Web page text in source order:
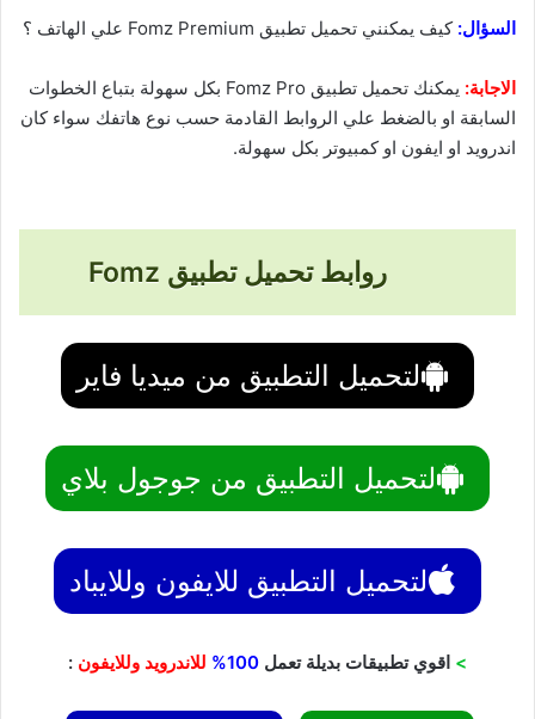
السؤال:كيف يمكنني تحميل تطبيق Fomz Premium علي الهاتف ؟
الاجابة:
يمكنك تحميل تطبيق Fomz Pro بكل سهولة بتباع الخطوات
السابقة او بالضغط علي الروابط القادمة حسب نوع هاتفك سواء كان
اندرويد او ايفون او كمبيوتر بكل سهولة.
روابط تحميل تطبيق Fomz
لتحميل التطبيق من ميديا فاير
لتحميل التطبيق من جوجول بلاي
لتحميل التطبيق للايفون وللايباد
> اقوي تطبيقات بديلة تعمل للاندرويد وللايفون :